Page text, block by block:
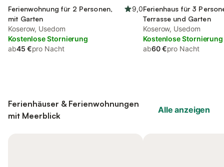
Ferienwohnung für 2 Personen,
mit Garten
9,0
Koserow, Usedom
Kostenlose Stornierung
ab45 €pro Nacht
Ferienhaus für 3
Terrasse und Garten
Koserow, Usedom
Kostenlose Stornierung
ab60 €pro Nacht
Ferienhäuser & Ferienwohnungen
mit Meerblick
Alle anzeigen